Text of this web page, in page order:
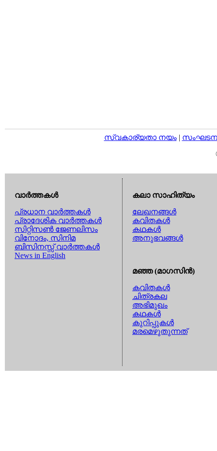
സ്വകാര്യതാ നയം|
വാര്‍ത്തകള്‍
പ്രധാന വാര്‍ത്തകള്‍
പ്രാദേശിക വാര്‍ത്തകള്‍
സിറ്റിസണ്‍ ജേണലിസം
വിനോദം, സിനിമ
ബിസിനസ്സ് വാര്‍ത്തകള്‍
News in English
കലാ സാഹിത്യം
ലേഖനങ്ങള്‍
കവിതകള്‍
കഥകള്‍
അനുഭവങ്ങള്‍
മഞ്ഞ (മാഗസിന്‍)
കവിതകള്‍
ചിത്രകല
അഭിമുഖം
കഥകള്‍
കുറിപ്പുകള്‍
മരമെഴുതുന്നത്